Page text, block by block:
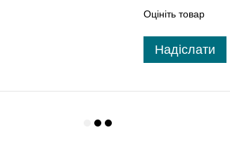
Оцініть товар
Надіслати